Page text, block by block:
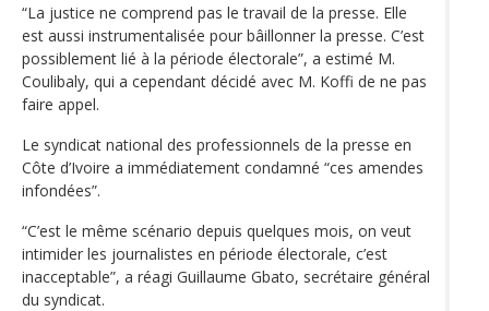
“La justice ne comprend pas le travail de la presse. Elle
est aussi instrumentalisée pour bâillonner la presse. C’est
possiblement lié à la période électorale”, a estimé M.
Coulibaly, qui a cependant décidé avec M. Koffi de ne pas
faire appel.
Le syndicat national des professionnels de la presse en
Côte d’Ivoire a immédiatement condamné “ces amendes
infondées”.
“C’est le même scénario depuis quelques mois, on veut
intimider les journalistes en période électorale, c’est
inacceptable”, a réagi Guillaume Gbato, secrétaire général
du syndicat.